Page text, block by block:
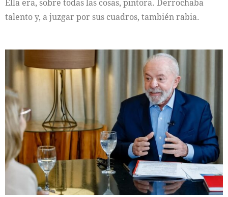
Ella era, sobre todas las cosas, pintora. Derrochaba
talento y, a juzgar por sus cuadros, también rabia.